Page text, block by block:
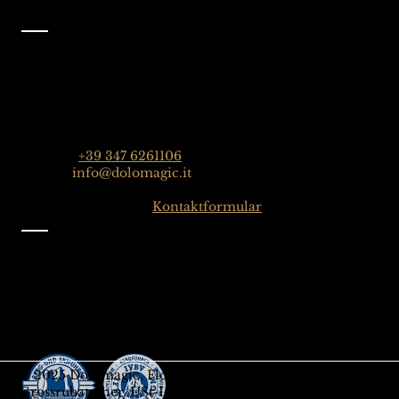
Telefon:+39 347 6261106
E-Mail:info@dolomagic.it
Hier klicken für dasKontaktformular
© 2025 Dolomagic, Florian
Grossrubatscher, USt-IdNr.